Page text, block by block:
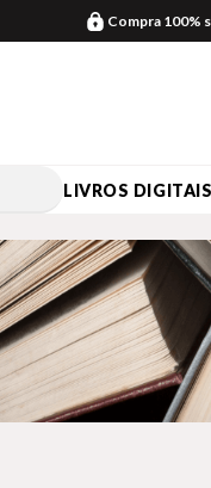
Compra 100%
LIVROS DIGITAIS